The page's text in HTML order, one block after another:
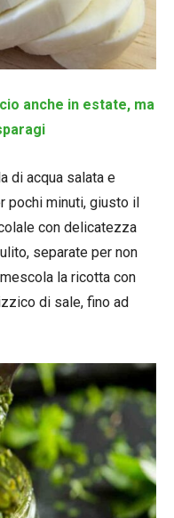
anche in estate, ma
di acqua salata e
pochi minuti, giusto il
con delicatezza
separate per non
la ricotta con
di sale, fino ad